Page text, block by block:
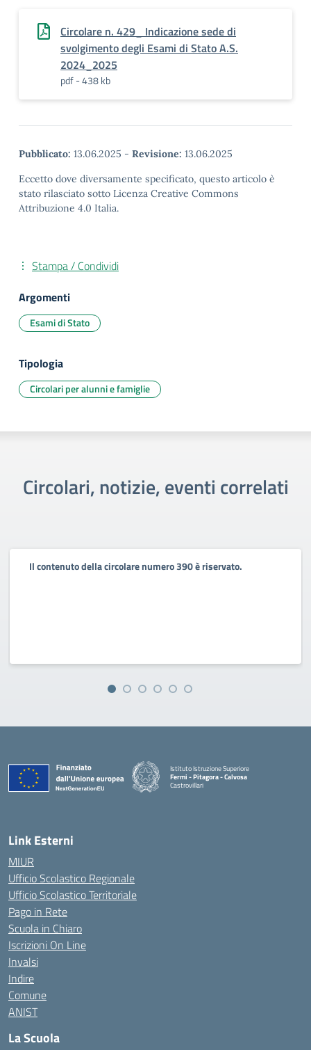
Circolare n. 429_ Indicazione sede di
svolgimento degli Esami di Stato A.S.
2024_2025
pdf - 438 kb
Pubblicato: 13.06.2025 - Revisione: 13.06.2025
Eccetto dove diversamente specificato, questo articolo è
stato rilasciato sotto Licenza Creative Commons
Attribuzione 4.0 Italia.
Stampa / Condividi
Argomenti
Esami di Stato
Tipologia
Circolari per alunni e famiglie
Circolari, notizie, eventi correlati
Il contenuto della circolare numero 390 è riservato.
Istituto Istruzione Superiore
Fermi - Pitagora - Calvosa
Castrovillari
Link Esterni
MIUR
Ufficio Scolastico Regionale
Ufficio Scolastico Territoriale
Pago in Rete
Scuola in Chiaro
Iscrizioni On Line
Invalsi
Indire
Comune
ANIST
La Scuola